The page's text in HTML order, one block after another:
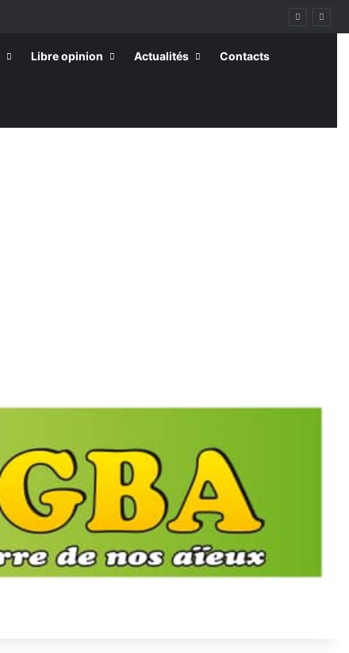
Libre opinion Actualités Contacts